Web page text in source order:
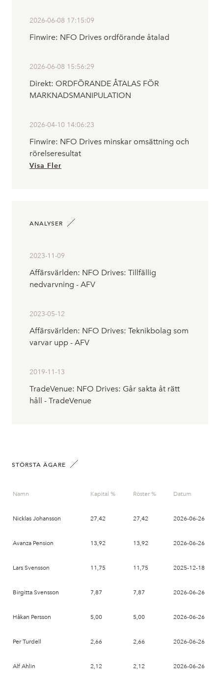
2026-06-08 17:15:09
Finwire: NFO Drives ordförande åtalad
2026-06-08 15:56:29
Direkt: ORDFÖRANDE ÅTALAS FÖR
MARKNADSMANIPULATION
2026-04-10 14:06:23
Finwire: NFO Drives minskar omsättning och
rörelseresultat
Visa Fler
ANALYSER
2023-11-09
Affärsvärlden: NFO Drives: Tillfällig
nedvarvning - AFV
2023-05-12
Affärsvärlden: NFO Drives: Teknikbolag som
varvar upp - AFV
2019-11-13
TradeVenue: NFO Drives: Går sakta åt rätt
håll - TradeVenue
STÖRSTA ÄGARE
Namn Kapital % Röster % Datum
Nicklas Johansson 27,42 27,42 2026-06-26
Avanza Pension 13,92 13,92 2026-06-26
Lars Svensson 11,75 11,75 2025-12-18
Birgitta Svensson 7,87 7,87 2026-06-26
Håkan Persson 5,00 5,00 2026-06-26
Per Turdell 2,66 2,66 2026-06-26
Alf Ahlin 2,12 2,12 2026-06-26